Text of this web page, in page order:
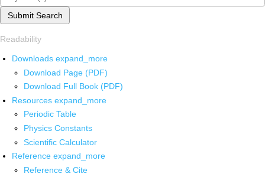
Submit Search
Readability
Downloads expand_more
Download Page (PDF)
Download Full Book (PDF)
Resources expand_more
Periodic Table
Physics Constants
Scientific Calculator
Reference expand_more
Reference & Cite